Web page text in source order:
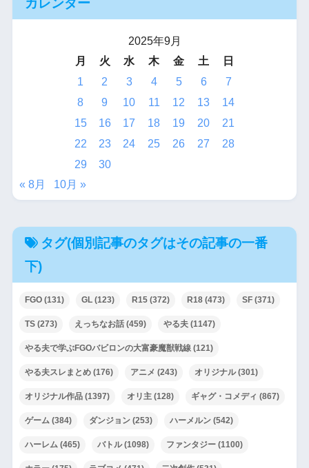
カレンダー
2025年9月
月
火 水 木 金 土
日
1
2 3 4 5 6
7
8
9 10 11 12 13
14
15
16 17 18 19 20
21
22
23 24 25 26 27
28
29
30
« 8月
10月 »
タグ(個別記事のタグはその記事の一番
下)
FGO(131) GL(123) R15(372) R18(473) SF(371)
TS(273) えっちなお話(459) やる夫(1147)
やる夫で学ぶFGOバビロンの大富豪魔獣戦線(121)
やる夫スレまとめ(176) アニメ (243) オリジナル(301)
オリジナル作品(1397) オリ主(128) ギャグ・コメディ (867)
ゲーム(384) ダンジョン(253) ハーメルン(542)
ハーレム(465) バトル(1098) ファンタジー(1100)